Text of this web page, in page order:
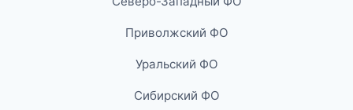
Приволжский ФО
Уральский ФО
Сибирский ФО